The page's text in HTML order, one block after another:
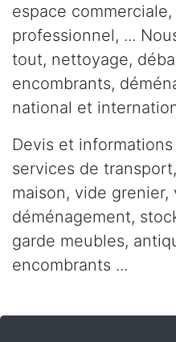
espace
professionnel, ...
tout, nettoyage,
encombrants,
national et
Devis et
services de
maison, vide
déménagement,
garde meubles,
encombrants ...